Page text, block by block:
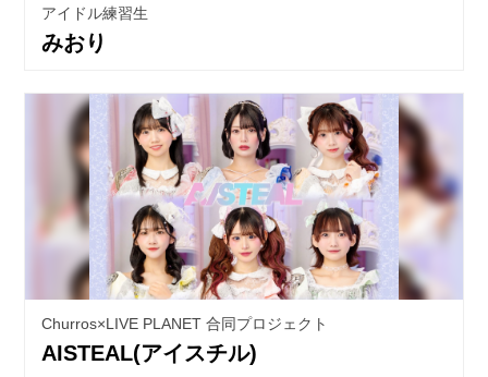
アイドル練習生
みおり
Churros×LIVE PLANET 合同プロジェクト
AISTEAL(アイスチル)